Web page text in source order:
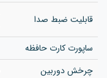
قابلیت ضبط صدا
ساپورت کارت حافظه
چرخش دوربین